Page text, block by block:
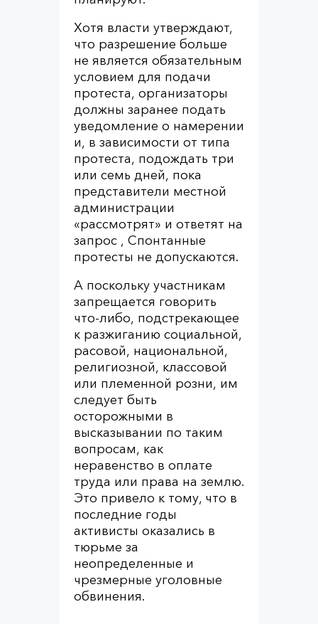
Хотя власти утверждают,
что разрешение больше
не является обязательным
условием для подачи
протеста, организаторы
должны заранее подать
уведомление о намерении
и, в зависимости от типа
протеста, подождать три
или семь дней, пока
представители местной
администрации
«рассмотрят» и ответят на
запрос , Спонтанные
протесты не допускаются.
А поскольку участникам
запрещается говорить
что-либо, подстрекающее
к разжиганию социальной,
расовой, национальной,
религиозной, классовой
или племенной розни, им
следует быть
осторожными в
высказывании по таким
вопросам, как
неравенство в оплате
труда или права на землю.
Это привело к тому, что в
последние годы
активисты оказались в
тюрьме за
неопределенные и
чрезмерные уголовные
обвинения.